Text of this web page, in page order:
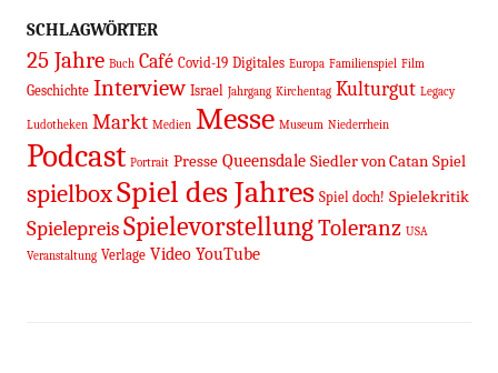
SCHLAGWÖRTER
25 Jahre Buch Café Covid-19 Digitales Europa Familienspiel Film
Geschichte Interview Israel Jahrgang Kirchentag Kulturgut Legacy
Ludotheken Markt Medien Messe Museum Niederrhein
Podcast Portrait Presse Queensdale Siedler von Catan Spiel
spielboxSpiel des Jahres Spiel doch! Spielekritik
SpielepreisSpielevorstellungToleranz USA
Veranstaltung Verlage Video YouTube